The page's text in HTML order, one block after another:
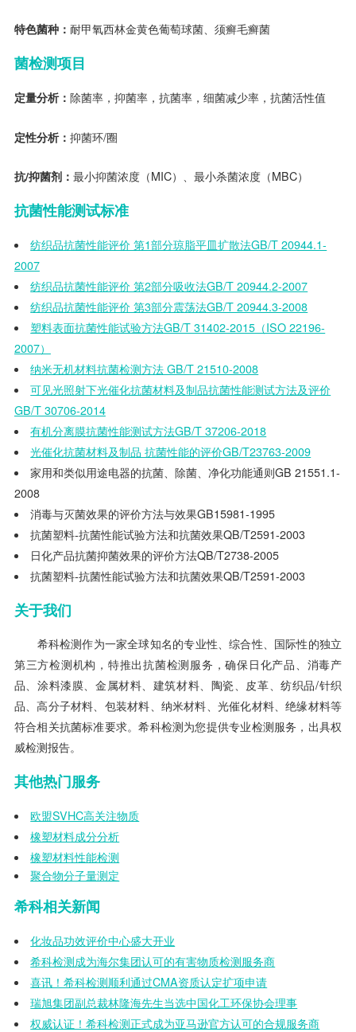
特色菌种： 耐甲氧西林金黄色葡萄球菌、须癣毛癣菌
菌检测项目
定量分析： 除菌率，抑菌率，抗菌率，细菌减少率，抗菌活性值
定性分析： 抑菌环/圈
抗/抑菌剂： 最小抑菌浓度（MIC）、最小杀菌浓度（MBC）
抗菌性能测试标准
纺织品抗菌性能评价 第1部分琼脂平皿扩散法GB/T 20944.1-
2007
纺织品抗菌性能评价 第2部分吸收法GB/T 20944.2-2007
纺织品抗菌性能评价 第3部分震荡法GB/T 20944.3-2008
塑料表面抗菌性能试验方法GB/T 31402-2015（ISO 22196-
2007）
纳米无机材料抗菌检测方法 GB/T 21510-2008
可见光照射下光催化抗菌材料及制品抗菌性能测试方法及评价
GB/T 30706-2014
有机分离膜抗菌性能测试方法GB/T 37206-2018
光催化抗菌材料及制品 抗菌性能的评价GB/T23763-2009
家用和类似用途电器的抗菌、除菌、净化功能通则GB 21551.1-
2008
消毒与灭菌效果的评价方法与效果GB15981-1995
抗菌塑料-抗菌性能试验方法和抗菌效果QB/T2591-2003
日化产品抗菌抑菌效果的评价方法QB/T2738-2005
抗菌塑料-抗菌性能试验方法和抗菌效果QB/T2591-2003
关于我们
希科检测作为一家全球知名的专业性、综合性、国际性的独立
第三方检测机构，特推出抗菌检测服务，确保日化产品、消毒产
品、涂料漆膜、金属材料、建筑材料、陶瓷、皮革、纺织品/针织
品、高分子材料、包装材料、纳米材料、光催化材料、绝缘材料等
符合相关抗菌标准要求。希科检测为您提供专业检测服务，出具权
威检测报告。
其他热门服务
欧盟SVHC高关注物质
橡塑材料成分分析
橡塑材料性能检测
聚合物分子量测定
希科相关新闻
化妆品功效评价中心盛大开业
希科检测成为海尔集团认可的有害物质检测服务商
喜讯！希科检测顺利通过CMA资质认定扩项申请
瑞旭集团副总裁林隆海先生当选中国化工环保协会理事
权威认证！希科检测正式成为亚马逊官方认可的合规服务商